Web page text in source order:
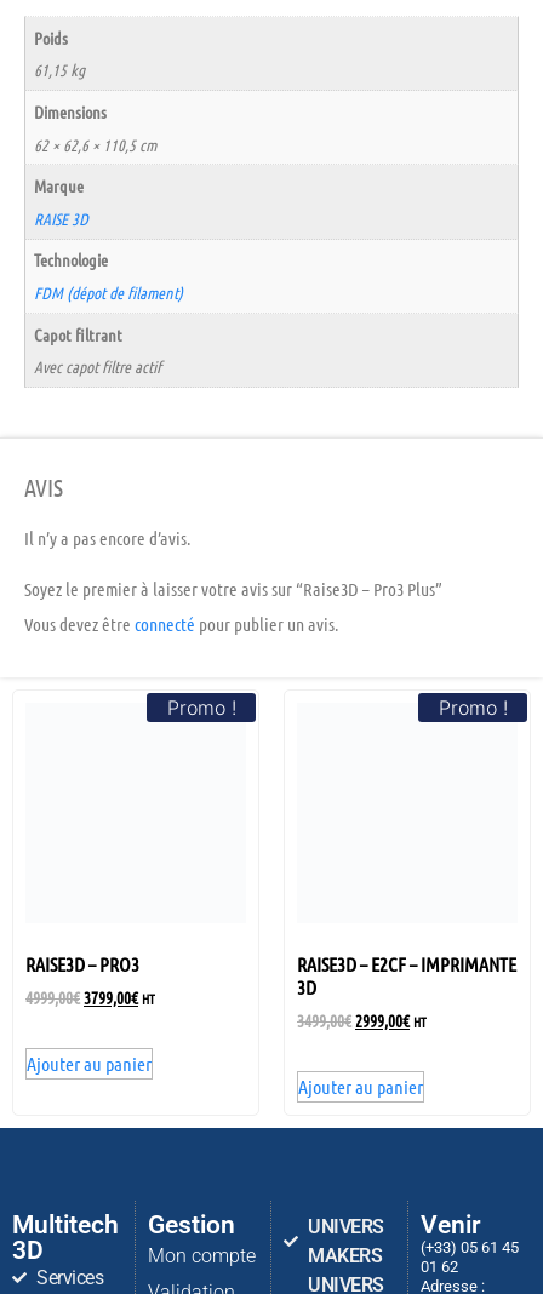
Poids
61,15 kg
Dimensions
62 × 62,6 × 110,5 cm
Marque
RAISE 3D
Technologie
FDM (dépot de filament)
Capot filtrant
Avec capot filtre actif
AVIS
Il n’y a pas encore d’avis.
Soyez le premier à laisser votre avis sur “Raise3D – Pro3 Plus”
Vous devez être connecté pour publier un avis.
Promo !
RAISE3D – PRO3
4999,00€3799,00€ HT
Ajouter au panier
Promo !
RAISE3D – E2CF – IMPRIMANTE
3D
3499,00€2999,00€ HT
Ajouter au panier
Multitech
3D
Services
Gestion
Mon compte
UNIVERS
MAKERS
UNIVERS
Venir
(+33) 05 61 45
01 62
Adresse :